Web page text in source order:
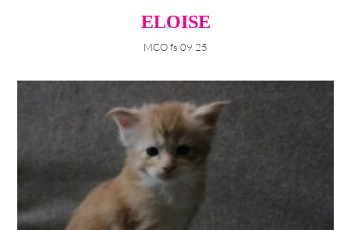
ELOISE
MCO fs 09 25